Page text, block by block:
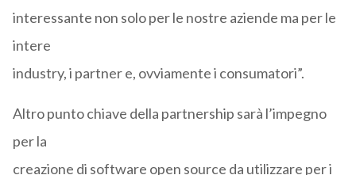
interessante non solo per le nostre aziende ma per le
intere
industry, i partner e, ovviamente i consumatori”.
Altro punto chiave della partnership sarà l’impegno
per la
creazione di software open source da utilizzare per i